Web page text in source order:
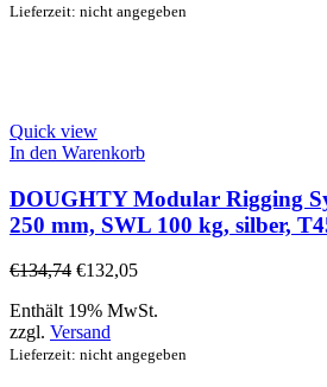
Lieferzeit: nicht angegeben
Quick view
In den Warenkorb
DOUGHTY Modular Rigging
250 mm, SWL 100 kg, silber,
€134,74 €132,05
Enthält 19% MwSt.
zzgl. Versand
Lieferzeit: nicht angegeben